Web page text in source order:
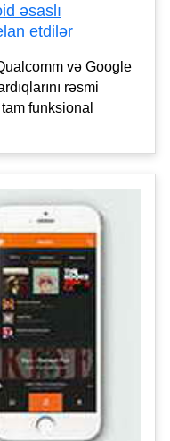
əsaslı
etdilər
və Google
rəsmi
funksional